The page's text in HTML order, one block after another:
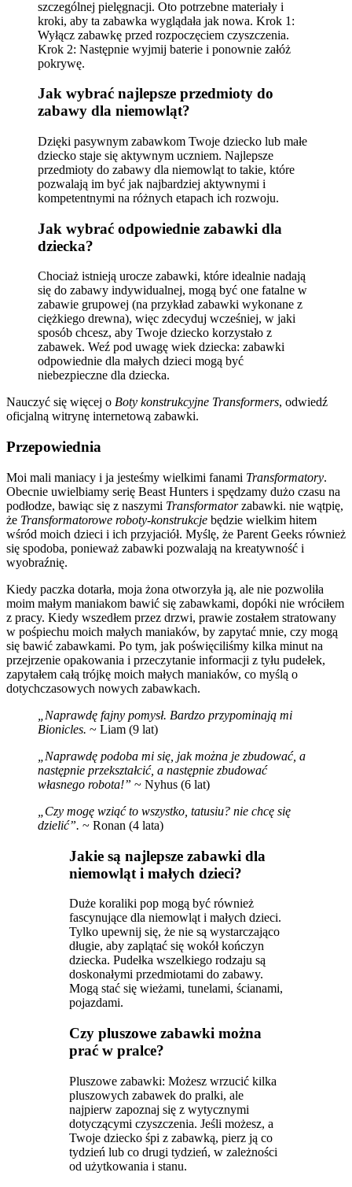
szczególnej pielęgnacji. Oto potrzebne materiały i
kroki, aby ta zabawka wyglądała jak nowa. Krok 1:
Wyłącz zabawkę przed rozpoczęciem czyszczenia.
Krok 2: Następnie wyjmij baterie i ponownie załóż
pokrywę.
Jak wybrać najlepsze przedmioty do
zabawy dla niemowląt?
Dzięki pasywnym zabawkom Twoje dziecko lub małe
dziecko staje się aktywnym uczniem. Najlepsze
przedmioty do zabawy dla niemowląt to takie, które
pozwalają im być jak najbardziej aktywnymi i
kompetentnymi na różnych etapach ich rozwoju.
Jak wybrać odpowiednie zabawki dla
dziecka?
Chociaż istnieją urocze zabawki, które idealnie nadają
się do zabawy indywidualnej, mogą być one fatalne w
zabawie grupowej (na przykład zabawki wykonane z
ciężkiego drewna), więc zdecyduj wcześniej, w jaki
sposób chcesz, aby Twoje dziecko korzystało z
zabawek. Weź pod uwagę wiek dziecka: zabawki
odpowiednie dla małych dzieci mogą być
niebezpieczne dla dziecka.
Nauczyć się więcej o Boty konstrukcyjne Transformers, odwiedź
oficjalną witrynę internetową zabawki.
Przepowiednia
Moi mali maniacy i ja jesteśmy wielkimi fanami Transformatory.
Obecnie uwielbiamy serię Beast Hunters i spędzamy dużo czasu na
podłodze, bawiąc się z naszymi Transformatorzabawki. nie wątpię,
że Transformatorowe roboty-konstrukcje będzie wielkim hitem
wśród moich dzieci i ich przyjaciół. Myślę, że Parent Geeks również
się spodoba, ponieważ zabawki pozwalają na kreatywność i
wyobraźnię.
Kiedy paczka dotarła, moja żona otworzyła ją, ale nie pozwoliła
moim małym maniakom bawić się zabawkami, dopóki nie wróciłem
z pracy. Kiedy wszedłem przez drzwi, prawie zostałem stratowany
w pośpiechu moich małych maniaków, by zapytać mnie, czy mogą
się bawić zabawkami. Po tym, jak poświęciliśmy kilka minut na
przejrzenie opakowania i przeczytanie informacji z tyłu pudełek,
zapytałem całą trójkę moich małych maniaków, co myślą o
dotychczasowych nowych zabawkach.
„Naprawdę fajny pomysł. Bardzo przypominają mi
Bionicles. ~ Liam (9 lat)
„Naprawdę podoba mi się, jak można je zbudować, a
następnie przekształcić, a następnie zbudować
własnego robota!” ~ Nyhus (6 lat)
„Czy mogę wziąć to wszystko, tatusiu? nie chcę się
dzielić”. ~ Ronan (4 lata)
Jakie są najlepsze zabawki dla
niemowląt i małych dzieci?
Duże koraliki pop mogą być również
fascynujące dla niemowląt i małych dzieci.
Tylko upewnij się, że nie są wystarczająco
długie, aby zaplątać się wokół kończyn
dziecka. Pudełka wszelkiego rodzaju są
doskonałymi przedmiotami do zabawy.
Mogą stać się wieżami, tunelami, ścianami,
pojazdami.
Czy pluszowe zabawki można
prać w pralce?
Pluszowe zabawki: Możesz wrzucić kilka
pluszowych zabawek do pralki, ale
najpierw zapoznaj się z wytycznymi
dotyczącymi czyszczenia. Jeśli możesz, a
Twoje dziecko śpi z zabawką, pierz ją co
tydzień lub co drugi tydzień, w zależności
od użytkowania i stanu.